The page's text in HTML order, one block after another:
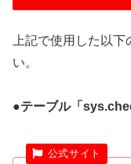
上記で使用した以
い。
●テーブル「